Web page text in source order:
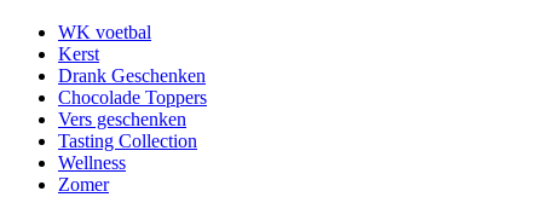
WK voetbal
Kerst
Drank Geschenken
Chocolade Toppers
Vers geschenken
Tasting Collection
Wellness
Zomer